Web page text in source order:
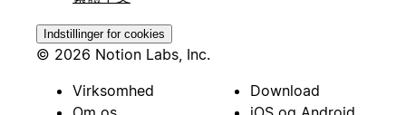
Indstillinger for cookies
© 2026 Notion Labs, Inc.
Virksomhed
Download